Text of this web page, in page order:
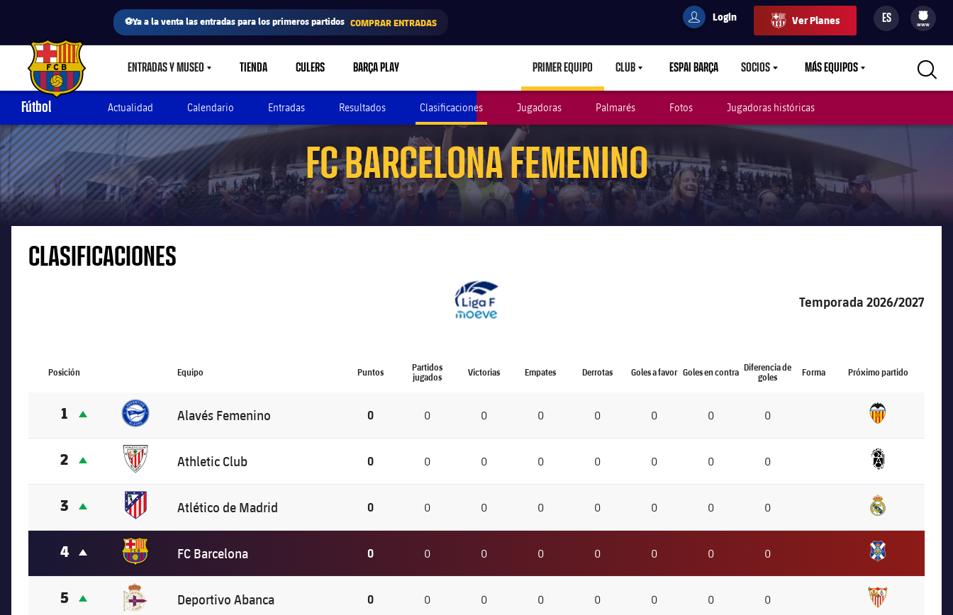
⚽Ya a la venta las entradas para los primeros partidos COMPRAR ENTRADAS userCulers
Login Ver Planes ES
filled-badge
www
FC Barcelona club badge ENTRADAS Y MUSEOLABEL.SHARE.CARETDOWN
TIENDA CULERS BARÇA PLAY PRIMER EQUIPOLABEL.ARIA.CARETDOWN
CLUBLABEL.ARIA.CARETDOWN
ESPAI BARÇA SOCIOSLABEL.ARIA.CARETDOWN
MÁS EQUIPOSLABEL.ARIA.CARETDOWN
Fútbol Actualidad Calendario Entradas Resultados Clasificaciones Jugadoras Palmarés Fotos Jugadoras históricas
FC BARCELONA FEMENINO
CLASIFICACIONES
Temporada 2026/2027
Posición Equipo Puntos
Partidos
jugados
Victorias Empates Derrotas Goles a favor Goles en contra Diferencia de
goles
Forma Próximo partido
1 Alavés Femenino 0 0 0 0 0 0 0 0
2 Athletic Club 0 0 0 0 0 0 0 0
3 Atlético de Madrid 0 0 0 0 0 0 0 0
4 FC Barcelona 0 0 0 0 0 0 0 0
5 Deportivo Abanca 0 0 0 0 0 0 0 0